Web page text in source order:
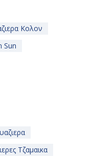
Κολον
Sun
Τζαμαικα